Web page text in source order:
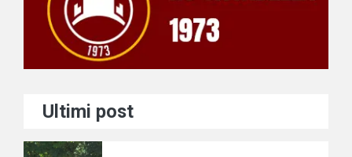
Ultimi post